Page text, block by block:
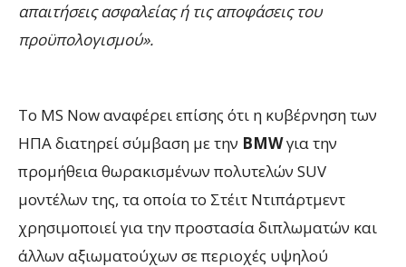
απαιτήσεις ασφαλείας ή τις αποφάσεις του
προϋπολογισμού».
Το MS Now αναφέρει επίσης ότι η κυβέρνηση των
ΗΠΑ διατηρεί σύμβαση με την BMWγια την
προμήθεια θωρακισμένων πολυτελών SUV
μοντέλων της, τα οποία το Στέιτ Ντιπάρτμεντ
χρησιμοποιεί για την προστασία διπλωματών και
άλλων αξιωματούχων σε περιοχές υψηλού